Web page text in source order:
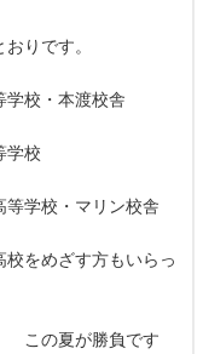
りです。
校・本渡校舎
校
マリン校舎
をめざす方もいらっ
この夏が勝負です